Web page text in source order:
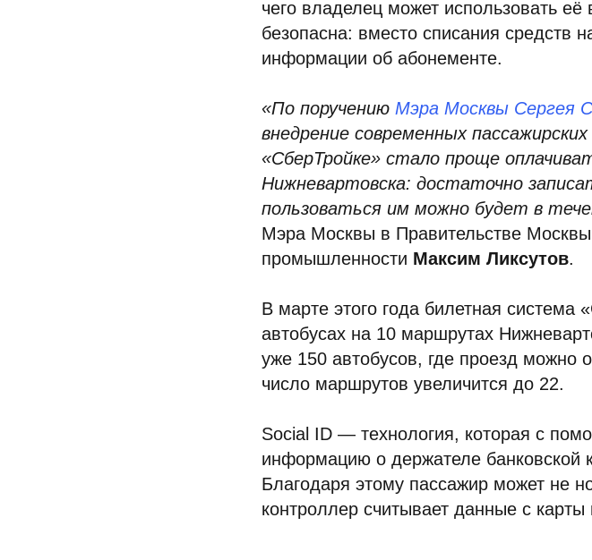
чего владелец может использовать
безопасна: вместо списания средств
информации об абонементе.
«По поручению Мэра Москвы Сергея
внедрение современных
«СберТройке» стало проще
Нижневартовска: достаточно
пользоваться им можно будет в
Мэра Москвы в Правительстве
промышленности Максим Ликсутов.
В марте этого года билетная
автобусах на 10 маршрутах
уже 150 автобусов, где проезд можно
число маршрутов увеличится до 22.
Social ID — технология, которая с
информацию о держателе банковской
Благодаря этому пассажир может не
контроллер считывает данные с